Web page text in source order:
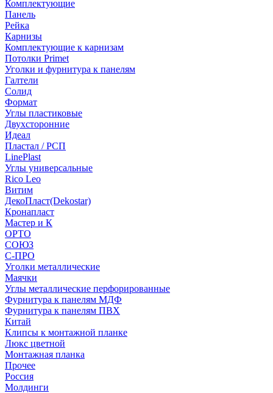
Комплектующие
Панель
Рейка
Карнизы
Комплектующие к карнизам
Потолки Primet
Уголки и фурнитура к панелям
Галтели
Солид
Формат
Углы пластиковые
Двухсторонние
Идеал
Пластал / РСП
LinePlast
Углы универсальные
Rico Leo
Витим
ДекоПласт(Dekostar)
Кронапласт
Мастер и К
ОРТО
СОЮЗ
С-ПРО
Уголки металлические
Маячки
Углы металлические перфорированные
Фурнитура к панелям МДФ
Фурнитура к панелям ПВХ
Китай
Клипсы к монтажной планке
Люкс цветной
Монтажная планка
Прочее
Россия
Молдинги